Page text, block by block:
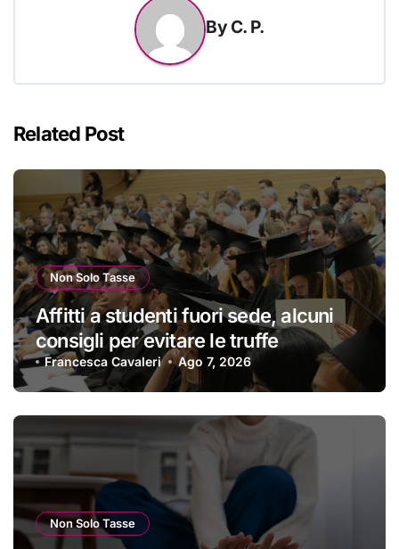
By C. P.
Related Post
Non Solo Tasse
Affitti a studenti fuori sede, alcuni
consigli per evitare le truffe
Francesca Cavaleri Ago 7, 2026
Non Solo Tasse